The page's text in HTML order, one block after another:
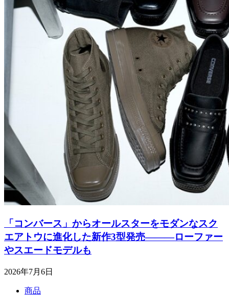
「コンバース」からオールスターをモダンなスク
エアトウに進化した新作3型発売―――ローファー
やスエードモデルも
2026年7月6日
商品